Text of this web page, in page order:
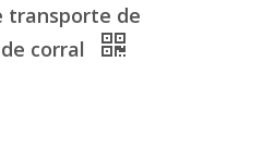
transporte de
corral